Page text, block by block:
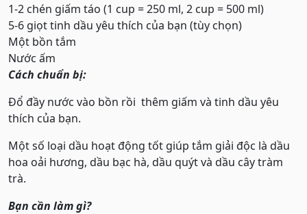
1-2 chén giấm táo (1 cup = 250 ml, 2 cup = 500 ml)
5-6 giọt tinh dầu yêu thích của bạn (tùy chọn)
Một bồn tắm
Nước ấm
Cách chuẩn bị:
Đổ đầy nước vào bồn rồi thêm giấm và tinh dầu yêu
thích của bạn.
Một số loại dầu hoạt động tốt giúp tắm giải độc là dầu
hoa oải hương, dầu bạc hà, dầu quýt và dầu cây tràm
trà.
Bạn cần làm gì?